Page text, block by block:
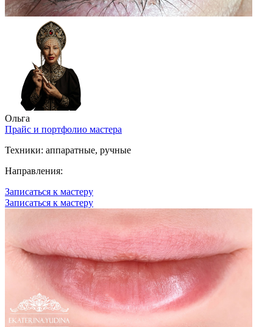
Ольга
Прайс и портфолио мастера
Техники: аппаратные, ручные
Направления:
Записаться к мастеру
Записаться к мастеру